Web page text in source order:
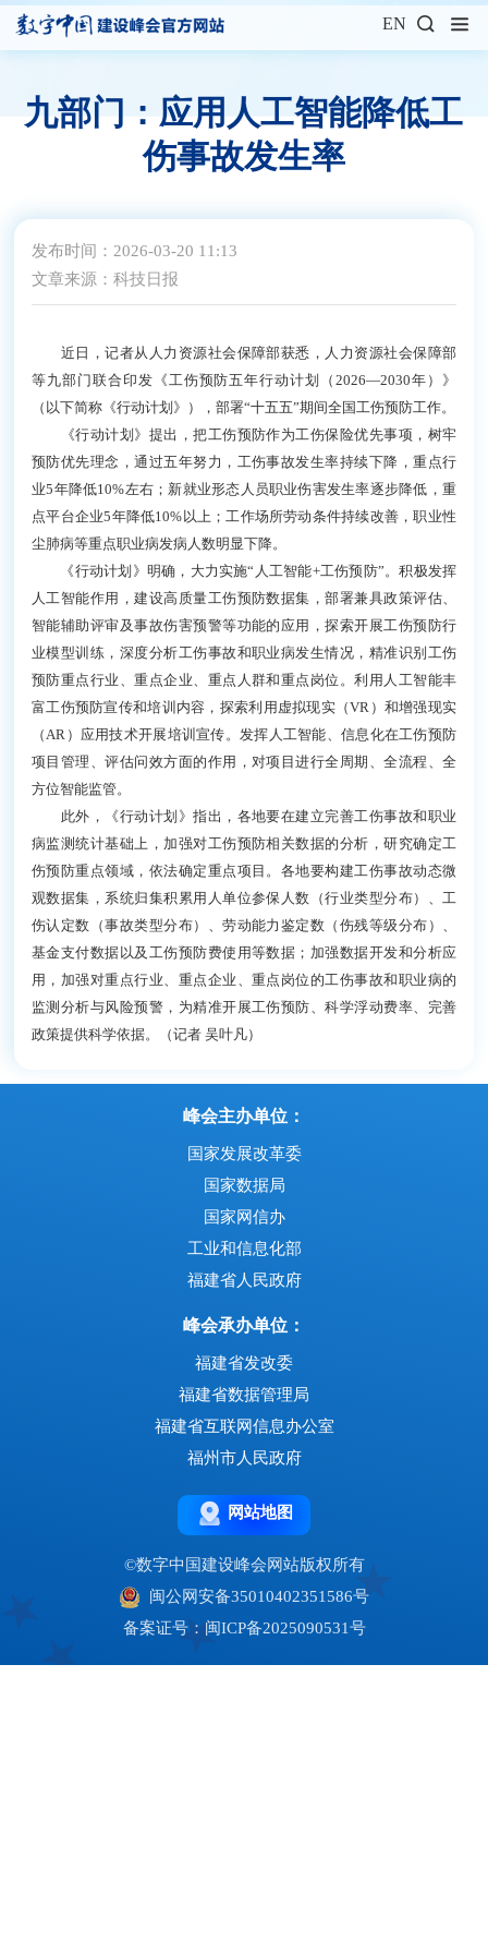
EN
九部门：应用人工智能降低工
伤事故发生率
发布时间：2026-03-20 11:13
文章来源：科技日报
近日，记者从人力资源社会保障部获悉，人力资源社会保障部
等九部门联合印发《工伤预防五年行动计划（2026—2030年）》
（以下简称《行动计划》），部署“十五五”期间全国工伤预防工作。
《行动计划》提出，把工伤预防作为工伤保险优先事项，树牢
预防优先理念，通过五年努力，工伤事故发生率持续下降，重点行
业5年降低10%左右；新就业形态人员职业伤害发生率逐步降低，重
点平台企业5年降低10%以上；工作场所劳动条件持续改善，职业性
尘肺病等重点职业病发病人数明显下降。
《行动计划》明确，大力实施“人工智能+工伤预防”。积极发挥
人工智能作用，建设高质量工伤预防数据集，部署兼具政策评估、
智能辅助评审及事故伤害预警等功能的应用，探索开展工伤预防行
业模型训练，深度分析工伤事故和职业病发生情况，精准识别工伤
预防重点行业、重点企业、重点人群和重点岗位。利用人工智能丰
富工伤预防宣传和培训内容，探索利用虚拟现实（VR）和增强现实
（AR）应用技术开展培训宣传。发挥人工智能、信息化在工伤预防
项目管理、评估问效方面的作用，对项目进行全周期、全流程、全
方位智能监管。
此外，《行动计划》指出，各地要在建立完善工伤事故和职业
病监测统计基础上，加强对工伤预防相关数据的分析，研究确定工
伤预防重点领域，依法确定重点项目。各地要构建工伤事故动态微
观数据集，系统归集积累用人单位参保人数（行业类型分布）、工
伤认定数（事故类型分布）、劳动能力鉴定数（伤残等级分布）、
基金支付数据以及工伤预防费使用等数据；加强数据开发和分析应
用，加强对重点行业、重点企业、重点岗位的工伤事故和职业病的
监测分析与风险预警，为精准开展工伤预防、科学浮动费率、完善
政策提供科学依据。（记者 吴叶凡）
峰会主办单位：
国家发展改革委
国家数据局
国家网信办
工业和信息化部
福建省人民政府
峰会承办单位：
福建省发改委
福建省数据管理局
福建省互联网信息办公室
福州市人民政府
网站地图
©数字中国建设峰会网站版权所有
闽公网安备35010402351586号
备案证号：闽ICP备2025090531号